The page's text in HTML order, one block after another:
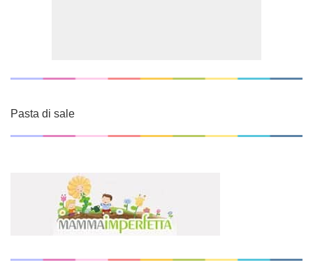
Pasta di sale